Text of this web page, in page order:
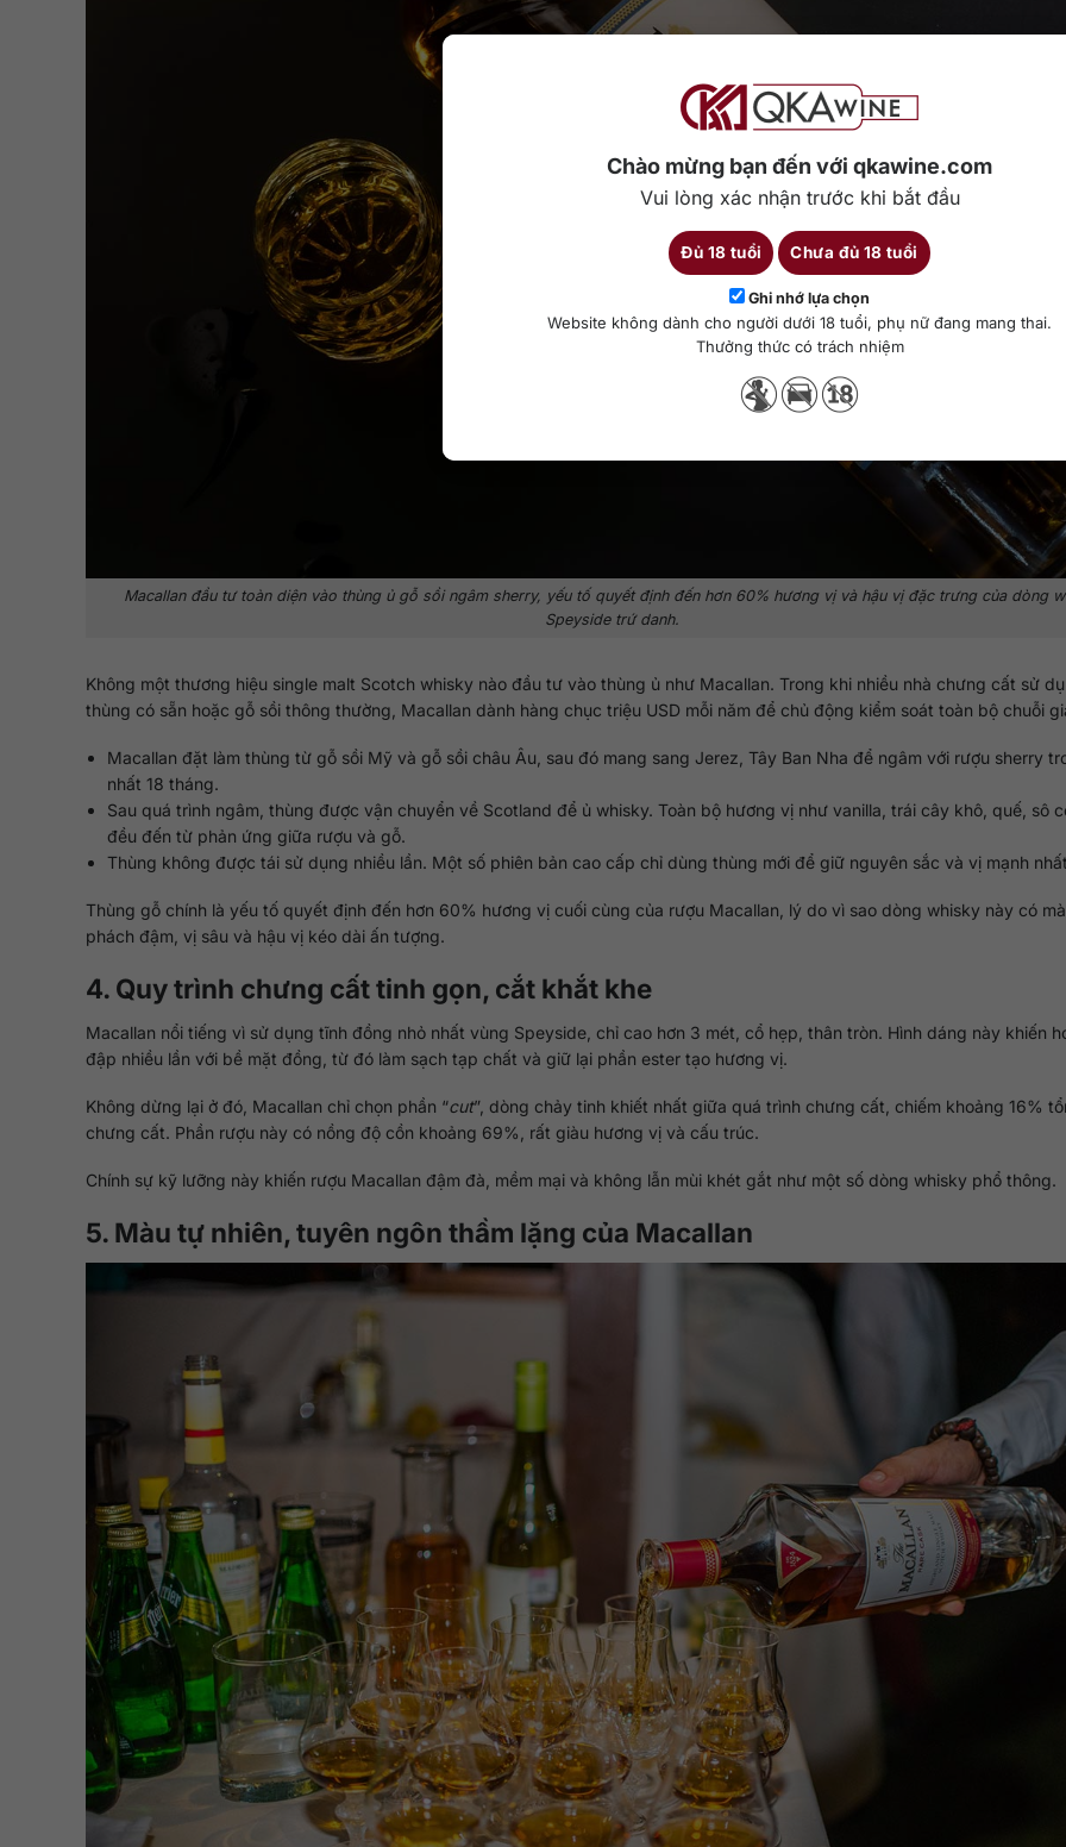
Chào mừng bạn đến với qkawine.com
Vui lòng xác nhận trước khi bắt đầu
Đủ 18 tuổi Chưa đủ 18 tuổi
Ghi nhớ lựa chọn
Website không dành cho người dưới 18 tuổi, phụ nữ đang mang thai.
Thưởng thức có trách nhiệm
Macallan đầu tư toàn diện vào thùng ủ gỗ sồi ngâm sherry, yếu tố quyết định đến hơn 60% hương vị và hậu vị đặc trưng của dòng
Speyside trứ danh.
Không một thương hiệu single malt Scotch whisky nào đầu tư vào thùng ủ như Macallan. Trong khi nhiều nhà chưng cất sử
thùng có sẵn hoặc gỗ sồi thông thường, Macallan dành hàng chục triệu USD mỗi năm để chủ động kiểm soát toàn bộ chuỗi
Macallan đặt làm thùng từ gỗ sồi Mỹ và gỗ sồi châu Âu, sau đó mang sang Jerez, Tây Ban Nha để ngâm với rượu sherry
nhất 18 tháng.
Sau quá trình ngâm, thùng được vận chuyển về Scotland để ủ whisky. Toàn bộ hương vị như vanilla, trái cây khô, quế, sô
đều đến từ phản ứng giữa rượu và gỗ.
Thùng không được tái sử dụng nhiều lần. Một số phiên bản cao cấp chỉ dùng thùng mới để giữ nguyên sắc và vị mạnh
Thùng gỗ chính là yếu tố quyết định đến hơn 60% hương vị cuối cùng của rượu Macallan, lý do vì sao dòng whisky này có
phách đậm, vị sâu và hậu vị kéo dài ấn tượng.
4. Quy trình chưng cất tinh gọn, cắt khắt khe
Macallan nổi tiếng vì sử dụng tĩnh đồng nhỏ nhất vùng Speyside, chỉ cao hơn 3 mét, cổ hẹp, thân tròn. Hình dáng này khiến
đập nhiều lần với bề mặt đồng, từ đó làm sạch tạp chất và giữ lại phần ester tạo hương vị.
Không dừng lại ở đó, Macallan chỉ chọn phần “cut”, dòng chảy tinh khiết nhất giữa quá trình chưng cất, chiếm khoảng 16%
chưng cất. Phần rượu này có nồng độ cồn khoảng 69%, rất giàu hương vị và cấu trúc.
Chính sự kỹ lưỡng này khiến rượu Macallan đậm đà, mềm mại và không lẫn mùi khét gắt như một số dòng whisky phổ thông.
5. Màu tự nhiên, tuyên ngôn thầm lặng của Macallan